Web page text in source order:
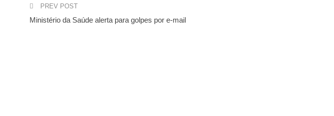
PREV POST
Ministério da Saúde alerta para golpes por e-mail